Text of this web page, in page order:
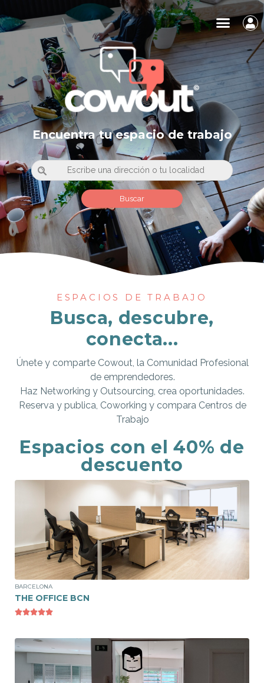
Encuentra tu espacio de trabajo
ESPACIOS DE TRABAJO
Busca, descubre,
conecta...
Únete y comparte Cowout, la Comunidad Profesional
de emprendedores.
Haz Networking y Outsourcing, crea oportunidades.
Reserva y publica, Coworking y compara Centros de
Trabajo
Espacios con el 40% de
descuento
150€ /mes
Puesto Flexible
Ver espacio
BARCELONA
THE OFFICE BCN

Ver espacio